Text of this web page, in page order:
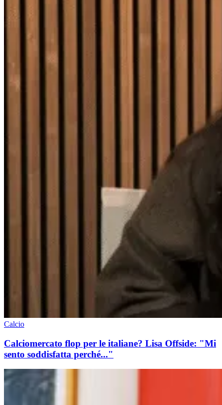
Calcio
Calciomercato flop per le italiane? Lisa Offside: "Mi
sento soddisfatta perché..."